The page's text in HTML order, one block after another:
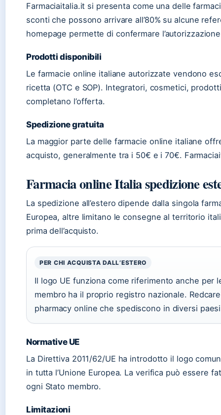
Farmaciaitalia.it si presenta come una delle
sconti che possono arrivare all’80% su alcune
homepage permette di confermare
Prodotti disponibili
Le farmacie online italiane autorizzate vendono
ricetta (OTC e SOP). Integratori, cosmetici,
completano l’offerta.
Spedizione gratuita
La maggior parte delle farmacie online italiane
acquisto, generalmente tra i 50€ e i 70€.
Farmacia online Italia spedizione
La spedizione all’estero dipende dalla singola
Europea, altre limitano le consegne al territorio
prima dell’acquisto.
PER CHI ACQUISTA DALL’ESTERO
Il logo UE funziona come riferimento anche per
membro ha il proprio registro nazionale.
pharmacy online che spediscono in diversi
Normative UE
La Direttiva 2011/62/UE ha introdotto il logo
in tutta l’Unione Europea. La verifica può essere
ogni Stato membro.
Limitazioni